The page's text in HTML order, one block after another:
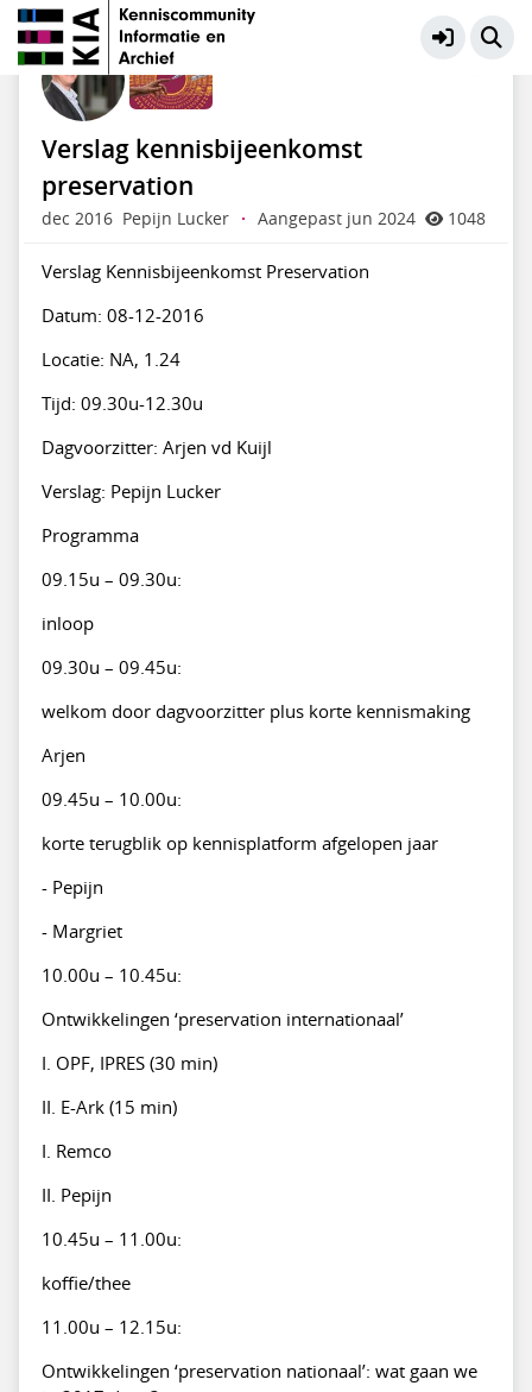
Preservation Digitaal Erfgoed
Verslag kennisbijeenkomst
preservation
dec 2016 Pepijn Lucker · Aangepast jun 2024 1048
Verslag Kennisbijeenkomst Preservation
Datum: 08-12-2016
Locatie: NA, 1.24
Tijd: 09.30u-12.30u
Dagvoorzitter: Arjen vd Kuijl
Verslag: Pepijn Lucker
Programma
09.15u – 09.30u:
inloop
09.30u – 09.45u:
welkom door dagvoorzitter plus korte kennismaking
Arjen
09.45u – 10.00u:
korte terugblik op kennisplatform afgelopen jaar
- Pepijn
- Margriet
10.00u – 10.45u:
Ontwikkelingen ‘preservation internationaal’
I. OPF, IPRES (30 min)
II. E-Ark (15 min)
I. Remco
II. Pepijn
10.45u – 11.00u:
koffie/thee
11.00u – 12.15u:
Ontwikkelingen ‘preservation nationaal’: wat gaan we